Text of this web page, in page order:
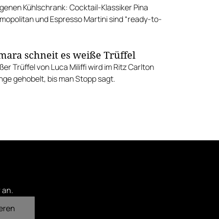
Kühlschrank: Cocktail-Klassiker Pina
und Espresso Martini sind “ready-to-
schneit es weiße Trüffel
Trüffel von Luca Miliffi wird im Ritz Carlton
gehobelt, bis man Stopp sagt.